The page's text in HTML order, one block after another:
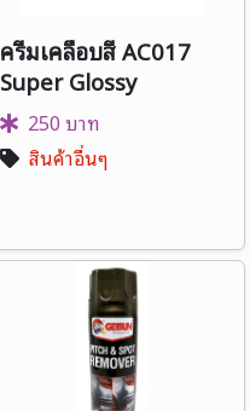
ครีมเคลือบสี AC017
Super Glossy
250 บาท
สินค้าอื่นๆ